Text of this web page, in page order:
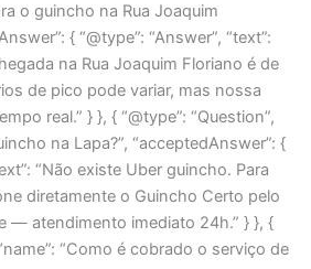
o guincho na Rua Joaquim
{ “@type”: “Answer”, “text”:
na Rua Joaquim Floriano é de
de pico pode variar, mas nossa
real.” } }, { “@type”: “Question”,
na Lapa?”, “acceptedAnswer”: {
“Não existe Uber guincho. Para
diretamente o Guincho Certo pelo
— atendimento imediato 24h.” } }, {
“Como é cobrado o serviço de